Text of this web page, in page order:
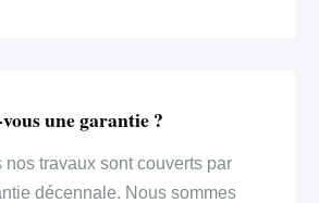
une garantie ?
nos travaux sont couverts par
décennale. Nous sommes